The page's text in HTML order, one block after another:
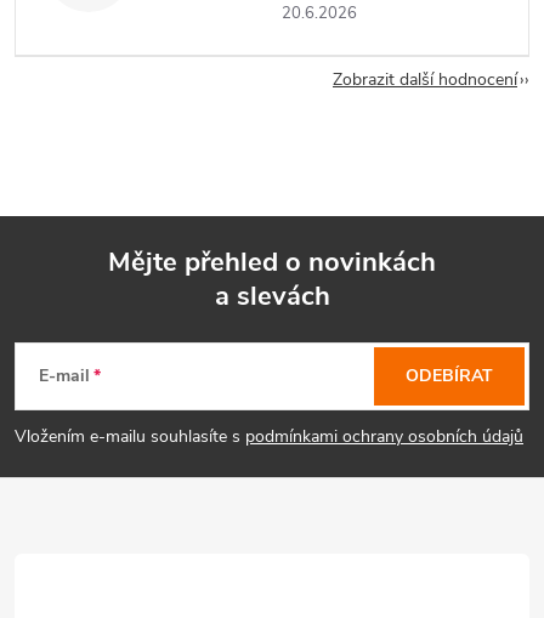
20.6.2026
Zobrazit další hodnocení
p
a
Mějte přehled o novinkách
a slevách
E-mail
Vložením e-mailu souhlasíte s podmínkami ochrany osobních údajů
ODEBÍRAT